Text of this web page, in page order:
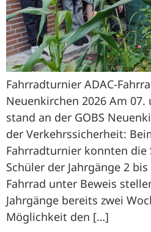
Fahrradturnier ADAC-
Neuenkirchen 2026 Am 07.
stand an der GOBS
der Verkehrssicherheit:
Fahrradturnier konnten die
Schüler der Jahrgänge 2
Fahrrad unter Beweis
Jahrgänge bereits zwei
Möglichkeit den […]